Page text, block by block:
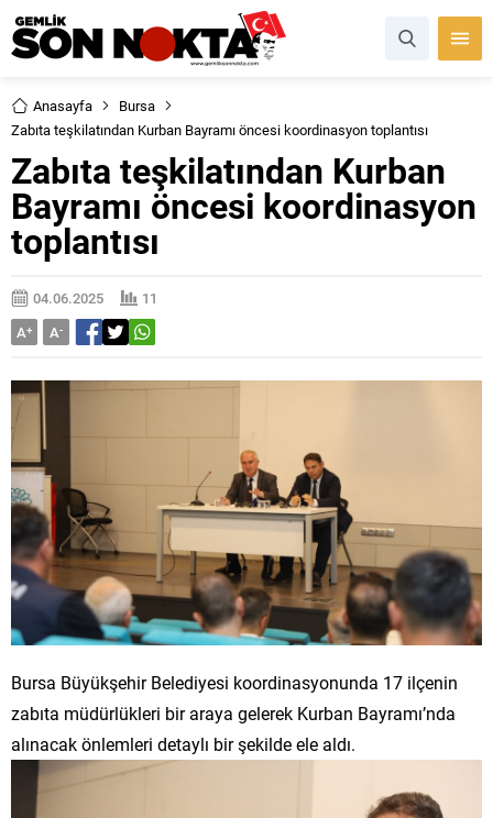
Anasayfa
Bursa
Zabıta teşkilatından Kurban Bayramı öncesi koordinasyon toplantısı
Zabıta teşkilatından Kurban
Bayramı öncesi koordinasyon
toplantısı
04.06.2025
11
A+ A-
Bursa Büyükşehir Belediyesi koordinasyonunda 17 ilçenin
zabıta müdürlükleri bir araya gelerek Kurban Bayramı’nda
alınacak önlemleri detaylı bir şekilde ele aldı.